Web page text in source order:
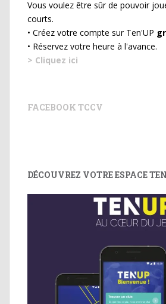
Vous voulez être sûr de pouvoir
courts.
• Créez votre compte sur Ten'UP
• Réservez votre heure à l'avance.
> Cliquez ici
FACEBOOK TCCV
DÉCOUVREZ VOTRE ESPACE